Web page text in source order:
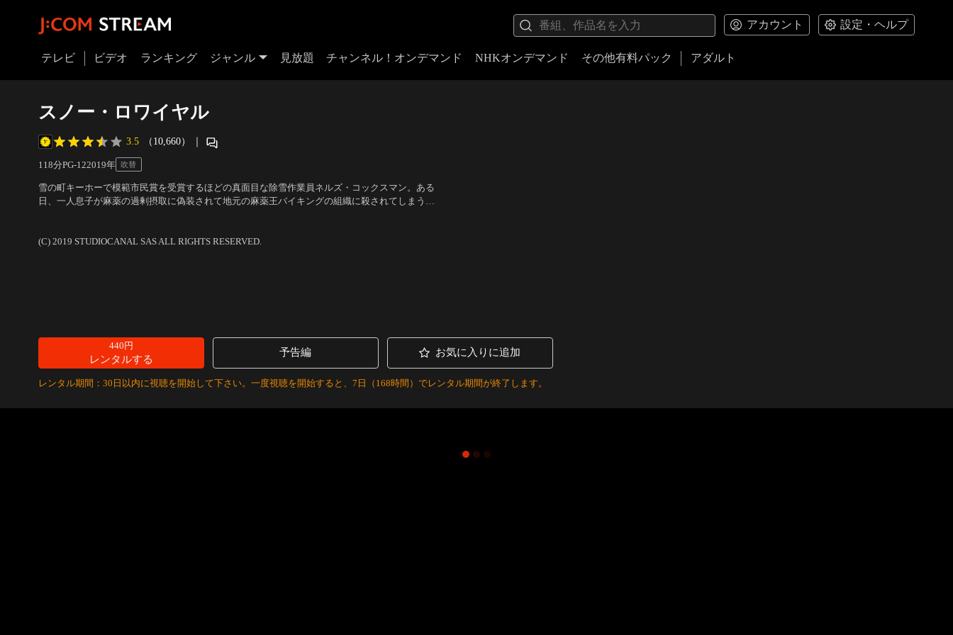
アカウント 設定・ヘルプ
テレビ ビデオ ランキング ジャンル 見放題 チャンネル！オンデマンド NHKオンデマンド その他有料パック アダルト
スノー・ロワイヤル
3.5 （10,660） ｜
118分PG-122019年 吹替
雪の町キーホーで模範市民賞を受賞するほどの真面目な除雪作業員ネルズ・コックスマン。ある
日、一人息子が麻薬の過剰摂取に偽装されて地元の麻薬王バイキングの組織に殺されてしまう。
(C) 2019 STUDIOCANAL SAS ALL RIGHTS RESERVED.
440円
レンタルする
予告編 お気に入りに追加
レンタル期間：30日以内に視聴を開始して下さい。一度視聴を開始すると、7日（168時間）でレンタル期間が終了します。